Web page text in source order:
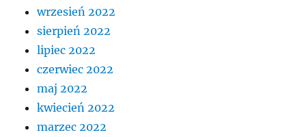
wrzesień 2022
sierpień 2022
lipiec 2022
czerwiec 2022
maj 2022
kwiecień 2022
marzec 2022